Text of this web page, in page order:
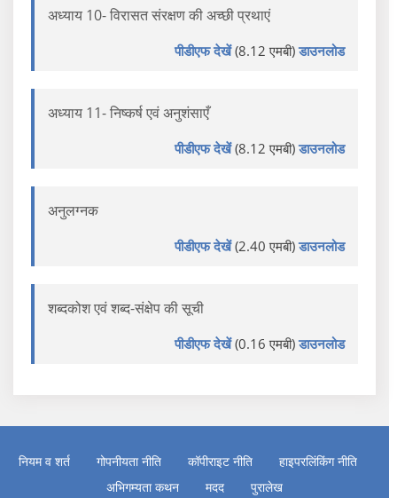
अध्याय 10- विरासत संरक्षण की अच्छी प्रथाएं
पीडीएफ देखें(8.12 एमबी)डाउनलोड
अध्याय 11- निष्कर्ष एवं अनुशंसाएँ
पीडीएफ देखें(8.12 एमबी)डाउनलोड
अनुलग्नक
पीडीएफ देखें(2.40 एमबी)डाउनलोड
शब्दकोश एवं शब्द-संक्षेप की सूची
पीडीएफ देखें(0.16 एमबी)डाउनलोड
नियम व शर्त गोपनीयता नीति कॉपीराइट नीति
हाइपरलिंकिंग नीति
अभिगम्यता कथन
मदद पुरालेख